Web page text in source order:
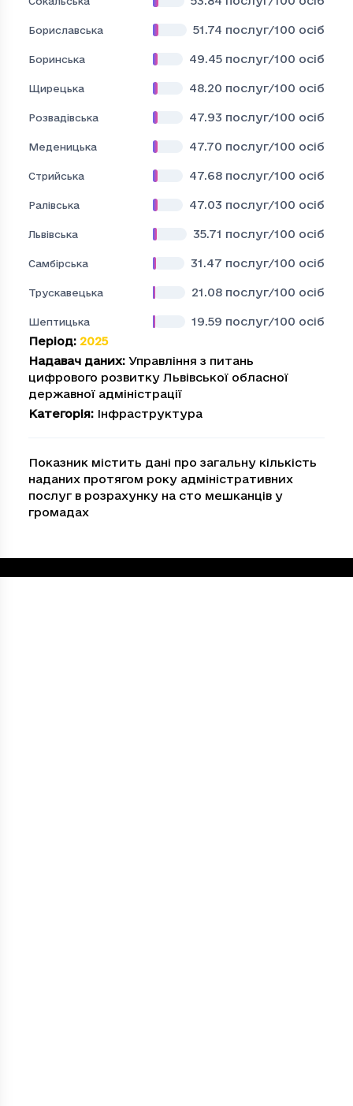
Бориславська 51.74 послуг/100 осіб
Боринська 49.45 послуг/100 осіб
Щирецька 48.20 послуг/100 осіб
Розвадівська 47.93 послуг/100 осіб
Меденицька 47.70 послуг/100 осіб
Стрийська 47.68 послуг/100 осіб
Ралівська 47.03 послуг/100 осіб
Львівська 35.71 послуг/100 осіб
Самбірська 31.47 послуг/100 осіб
Трускавецька 21.08 послуг/100 осіб
Шептицька 19.59 послуг/100 осіб
Період: 2025
Надавач даних: Управління з питань
цифрового розвитку Львівської обласної
державної адміністрації
Категорія: Інфраструктура
Показник містить дані про загальну кількість
наданих протягом року адміністративних
послуг в розрахунку на сто мешканців у
громадах